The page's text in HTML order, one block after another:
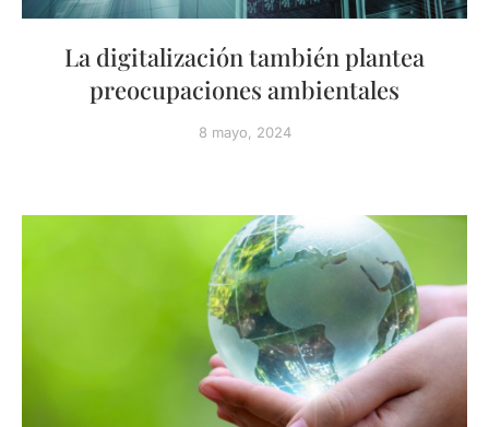
La digitalización también plantea
preocupaciones ambientales
8 mayo, 2024